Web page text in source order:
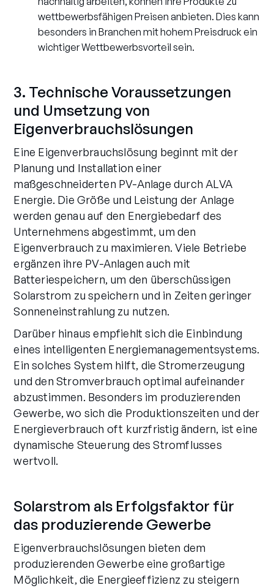
wettbewerbsfähigen Preisen anbieten. Dies kann
besonders in Branchen mit hohem Preisdruck ein
wichtiger Wettbewerbsvorteil sein.
3. Technische Voraussetzungen
und Umsetzung von
Eigenverbrauchslösungen
Eine Eigenverbrauchslösung beginnt mit der
Planung und Installation einer
maßgeschneiderten PV-Anlage durch ALVA
Energie. Die Größe und Leistung der Anlage
werden genau auf den Energiebedarf des
Unternehmens abgestimmt, um den
Eigenverbrauch zu maximieren. Viele Betriebe
ergänzen ihre PV-Anlagen auch mit
Batteriespeichern, um den überschüssigen
Solarstrom zu speichern und in Zeiten geringer
Sonneneinstrahlung zu nutzen.
Darüber hinaus empfiehlt sich die Einbindung
eines intelligenten Energiemanagementsystems.
Ein solches System hilft, die Stromerzeugung
und den Stromverbrauch optimal aufeinander
abzustimmen. Besonders im produzierenden
Gewerbe, wo sich die Produktionszeiten und der
Energieverbrauch oft kurzfristig ändern, ist eine
dynamische Steuerung des Stromflusses
wertvoll.
Solarstrom als Erfolgsfaktor für
das produzierende Gewerbe
Eigenverbrauchslösungen bieten dem
produzierenden Gewerbe eine großartige
Möglichkeit, die Energieeffizienz zu steigern